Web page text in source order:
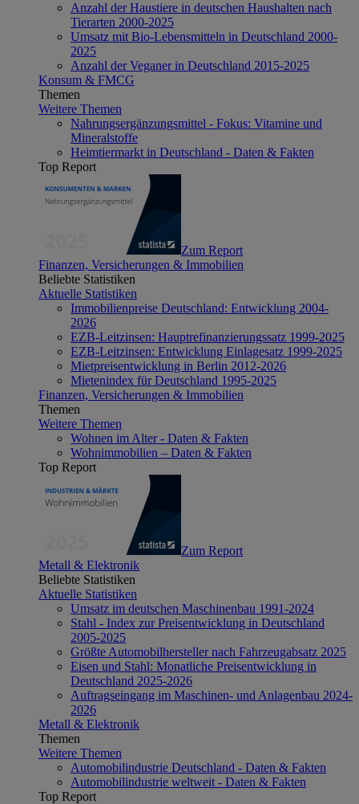
Anzahl der Haustiere in deutschen Haushalten nach
Tierarten 2000-2025
Umsatz mit Bio-Lebensmitteln in Deutschland 2000-
2025
Anzahl der Veganer in Deutschland 2015-2025
Konsum & FMCG
Themen
Weitere Themen
Nahrungsergänzungsmittel - Fokus: Vitamine und
Mineralstoffe
Heimtiermarkt in Deutschland - Daten & Fakten
Top Report
Zum Report
Finanzen, Versicherungen & Immobilien
Beliebte Statistiken
Aktuelle Statistiken
Immobilienpreise Deutschland: Entwicklung 2004-
2026
EZB-Leitzinsen: Hauptrefinanzierungssatz 1999-2025
EZB-Leitzinsen: Entwicklung Einlagesatz 1999-2025
Mietpreisentwicklung in Berlin 2012-2026
Mietenindex für Deutschland 1995-2025
Finanzen, Versicherungen & Immobilien
Themen
Weitere Themen
Wohnen im Alter - Daten & Fakten
Wohnimmobilien – Daten & Fakten
Top Report
Zum Report
Metall & Elektronik
Beliebte Statistiken
Aktuelle Statistiken
Umsatz im deutschen Maschinenbau 1991-2024
Stahl - Index zur Preisentwicklung in Deutschland
2005-2025
Größte Automobilhersteller nach Fahrzeugabsatz 2025
Eisen und Stahl: Monatliche Preisentwicklung in
Deutschland 2025-2026
Auftragseingang im Maschinen- und Anlagenbau 2024-
2026
Metall & Elektronik
Themen
Weitere Themen
Automobilindustrie Deutschland - Daten & Fakten
Automobilindustrie weltweit - Daten & Fakten
Top Report